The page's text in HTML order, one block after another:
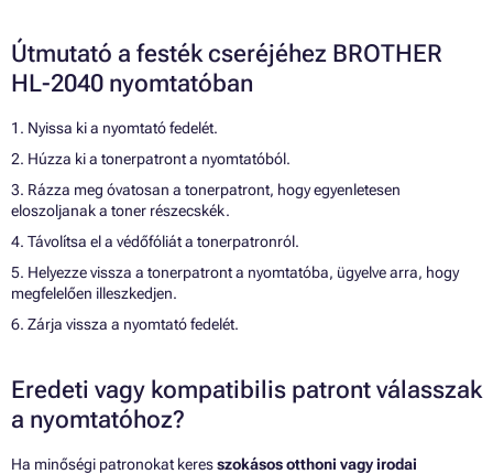
Útmutató a festék cseréjéhez BROTHER
HL-2040 nyomtatóban
1. Nyissa ki a nyomtató fedelét.
2. Húzza ki a tonerpatront a nyomtatóból.
3. Rázza meg óvatosan a tonerpatront, hogy egyenletesen
eloszoljanak a toner részecskék.
4. Távolítsa el a védőfóliát a tonerpatronról.
5. Helyezze vissza a tonerpatront a nyomtatóba, ügyelve arra, hogy
megfelelően illeszkedjen.
6. Zárja vissza a nyomtató fedelét.
Eredeti vagy kompatibilis patront válasszak
a nyomtatóhoz?
Ha minőségi patronokat keresszokásos otthoni vagy irodai